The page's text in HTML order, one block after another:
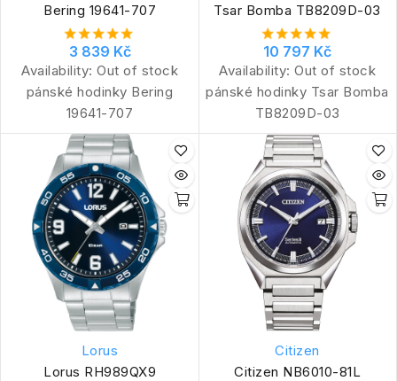
Bering 19641-707
3 839 Kč
Availability: Out of stock
pánské hodinky Bering
19641-707
Tsar Bomba TB8209D-03
10 797 Kč
Availability: Out of stock
pánské hodinky Tsar Bomba
TB8209D-03
Lorus
Lorus RH989QX9
Citizen
Citizen NB6010-81L